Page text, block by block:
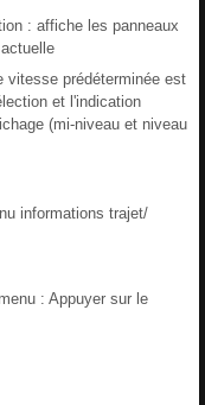
: affiche les panneaux
prédéterminée est
et l'indication
(mi-niveau et niveau
informations trajet/
: Appuyer sur le